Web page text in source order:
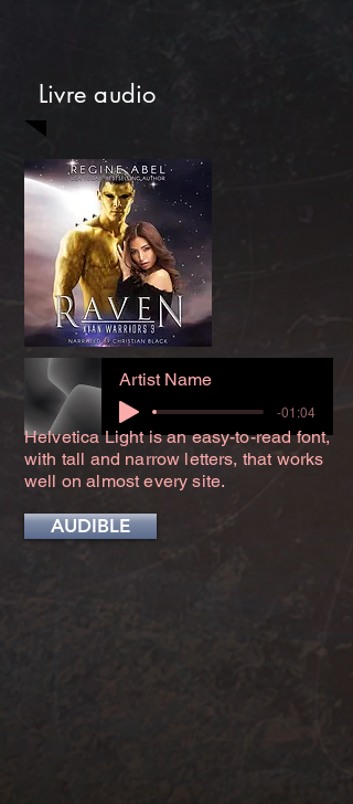
Livre audio
Artist Name
-01:04
Helvetica Light is an easy-to-read font,
with tall and narrow letters, that works
well on almost every site.
AUDIBLE